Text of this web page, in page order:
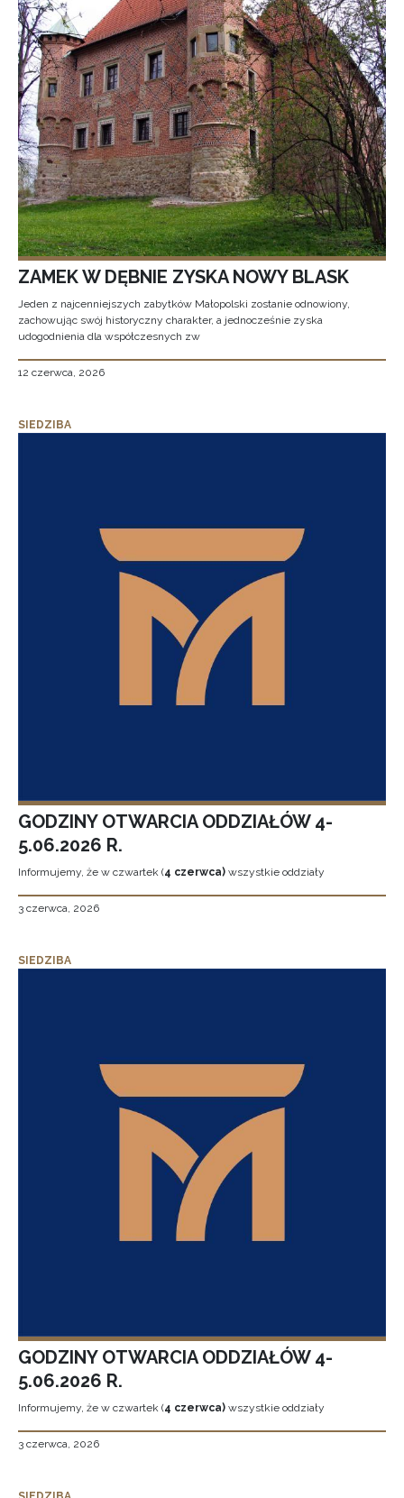
ZAMEK W DĘBNIE ZYSKA NOWY BLASK
Jeden z najcenniejszych zabytków Małopolski zostanie odnowiony,
zachowując swój historyczny charakter, a jednocześnie zyska
udogodnienia dla współczesnych zw
12 czerwca, 2026
SIEDZIBA
GODZINY OTWARCIA ODDZIAŁÓW 4-
5.06.2026 R.
Informujemy, że w czwartek (4 czerwca) wszystkie oddziały
3 czerwca, 2026
SIEDZIBA
GODZINY OTWARCIA ODDZIAŁÓW 4-
5.06.2026 R.
Informujemy, że w czwartek (4 czerwca) wszystkie oddziały
3 czerwca, 2026